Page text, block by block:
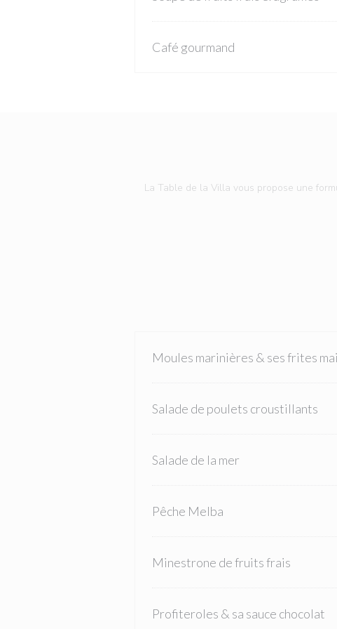
Café gourmand
La Table de la Villa vous propose une
Moules marinières & ses frites
Salade de poulets croustillants
Salade de la mer
Pêche Melba
Minestrone de fruits frais
Profiteroles & sa sauce chocolat